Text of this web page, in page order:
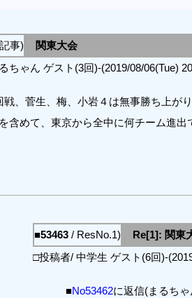
事)
関東大会
ちゃん ゲスト(3回)-(2019/08/06(Tue)
、菅生、梅、小岩４は無事勝ち上がり
含めて、東京から全中に何チーム進出
■53463/ ResNo.1)
Re[1]: 関東
□投稿者/ 中学生 ゲスト(6回)-
■No53462に返信(まるち